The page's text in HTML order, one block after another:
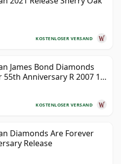
KOSTENLOSER VERSAND
James Bond Diamonds
55th Anniversary R 2007 18
KOSTENLOSER VERSAND
Diamonds Are Forever
Release